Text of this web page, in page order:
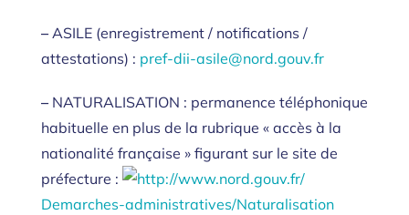
– ASILE (enregistrement / notifications /
attestations) : pref-dii-asile@nord.gouv.fr
– NATURALISATION : permanence téléphonique
habituelle en plus de la rubrique « accès à la
nationalité française » figurant sur le site de
préfecture :
http://www.nord.gouv.fr/
Demarches-administratives/Naturalisation